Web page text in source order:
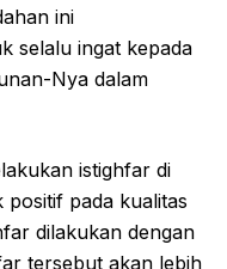
ini
selalu ingat kepada
Nya dalam
istighfar di
positif pada kualitas
dilakukan dengan
tersebut akan lebih